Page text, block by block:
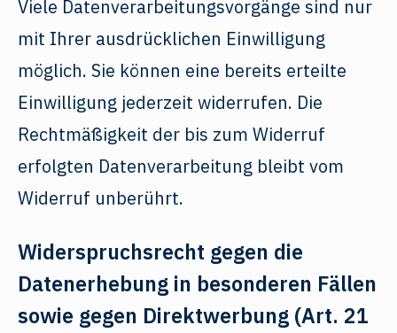
Viele Datenverarbeitungsvorgänge sind nur
mit Ihrer ausdrücklichen Einwilligung
möglich. Sie können eine bereits erteilte
Einwilligung jederzeit widerrufen. Die
Rechtmäßigkeit der bis zum Widerruf
erfolgten Datenverarbeitung bleibt vom
Widerruf unberührt.
Widerspruchsrecht gegen die
Datenerhebung in besonderen Fällen
sowie gegen Direktwerbung (Art. 21